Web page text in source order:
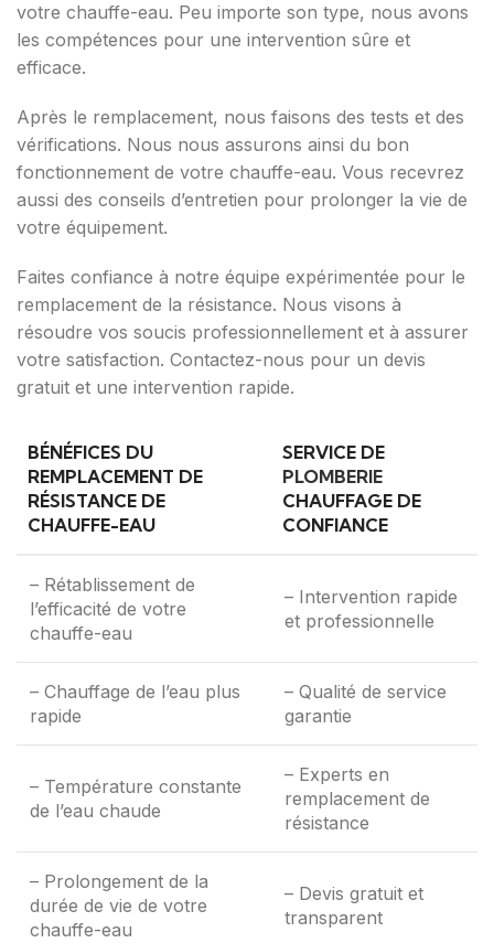
votre chauffe-eau. Peu importe son type, nous avons
les compétences pour une intervention sûre et
efficace.
Après le remplacement, nous faisons des tests et des
vérifications. Nous nous assurons ainsi du bon
fonctionnement de votre chauffe-eau. Vous recevrez
aussi des conseils d’entretien pour prolonger la vie de
votre équipement.
Faites confiance à notre équipe expérimentée pour le
remplacement de la résistance. Nous visons à
résoudre vos soucis professionnellement et à assurer
votre satisfaction. Contactez-nous pour un devis
gratuit et une intervention rapide.
BÉNÉFICES DU
REMPLACEMENT DE
RÉSISTANCE DE
CHAUFFE-EAU
SERVICE DE
PLOMBERIE
CHAUFFAGE DE
CONFIANCE
– Rétablissement de
l’efficacité de votre
chauffe-eau
– Intervention rapide
et professionnelle
– Chauffage de l’eau plus
rapide
– Qualité de service
garantie
– Température constante
de l’eau chaude
– Experts en
remplacement de
résistance
– Prolongement de la
durée de vie de votre
chauffe-eau
– Devis gratuit et
transparent